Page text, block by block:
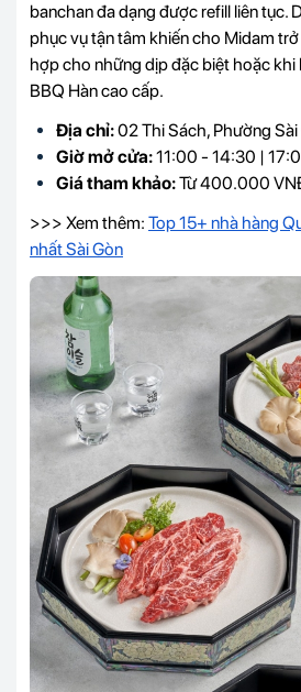
banchan đa dạng được refill liên tục.
phục vụ tận tâm khiến cho Midam
hợp cho những dịp đặc biệt hoặc khi
BBQ Hàn cao cấp.
Địa chỉ:02 Thi Sách, Phường
Giờ mở cửa:11:00 - 14:30 |
Giá tham khảo:Từ 400.000
>>> Xem thêm: Top 15+ nhà hàng
nhất Sài Gòn